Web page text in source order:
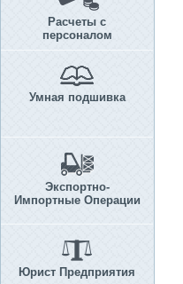
Расчеты с
персоналом
Умная подшивка
Экспортно-
Импортные Операции
Юрист Предприятия